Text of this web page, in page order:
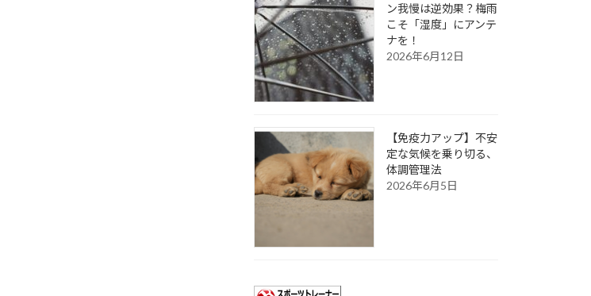
ン我慢は逆効果？梅雨
こそ「湿度」にアンテ
ナを！
2026年6月12日
【免疫力アップ】不安
定な気候を乗り切る、
体調管理法
2026年6月5日